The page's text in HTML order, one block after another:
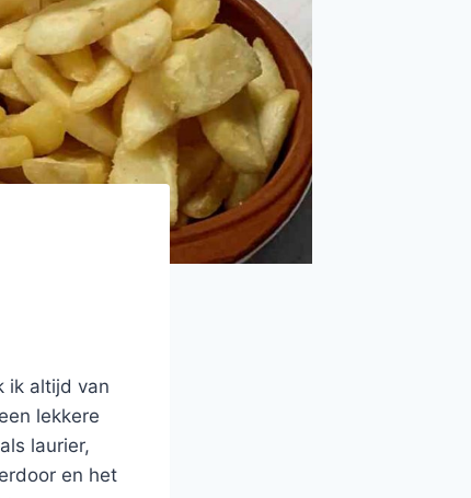
ik altijd van
lekkere
laurier,
en het